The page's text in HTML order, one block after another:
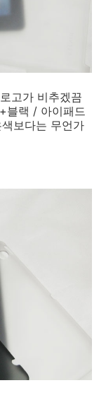
고가 비추겠끔
블랙 / 아이패드
보다는 무언가